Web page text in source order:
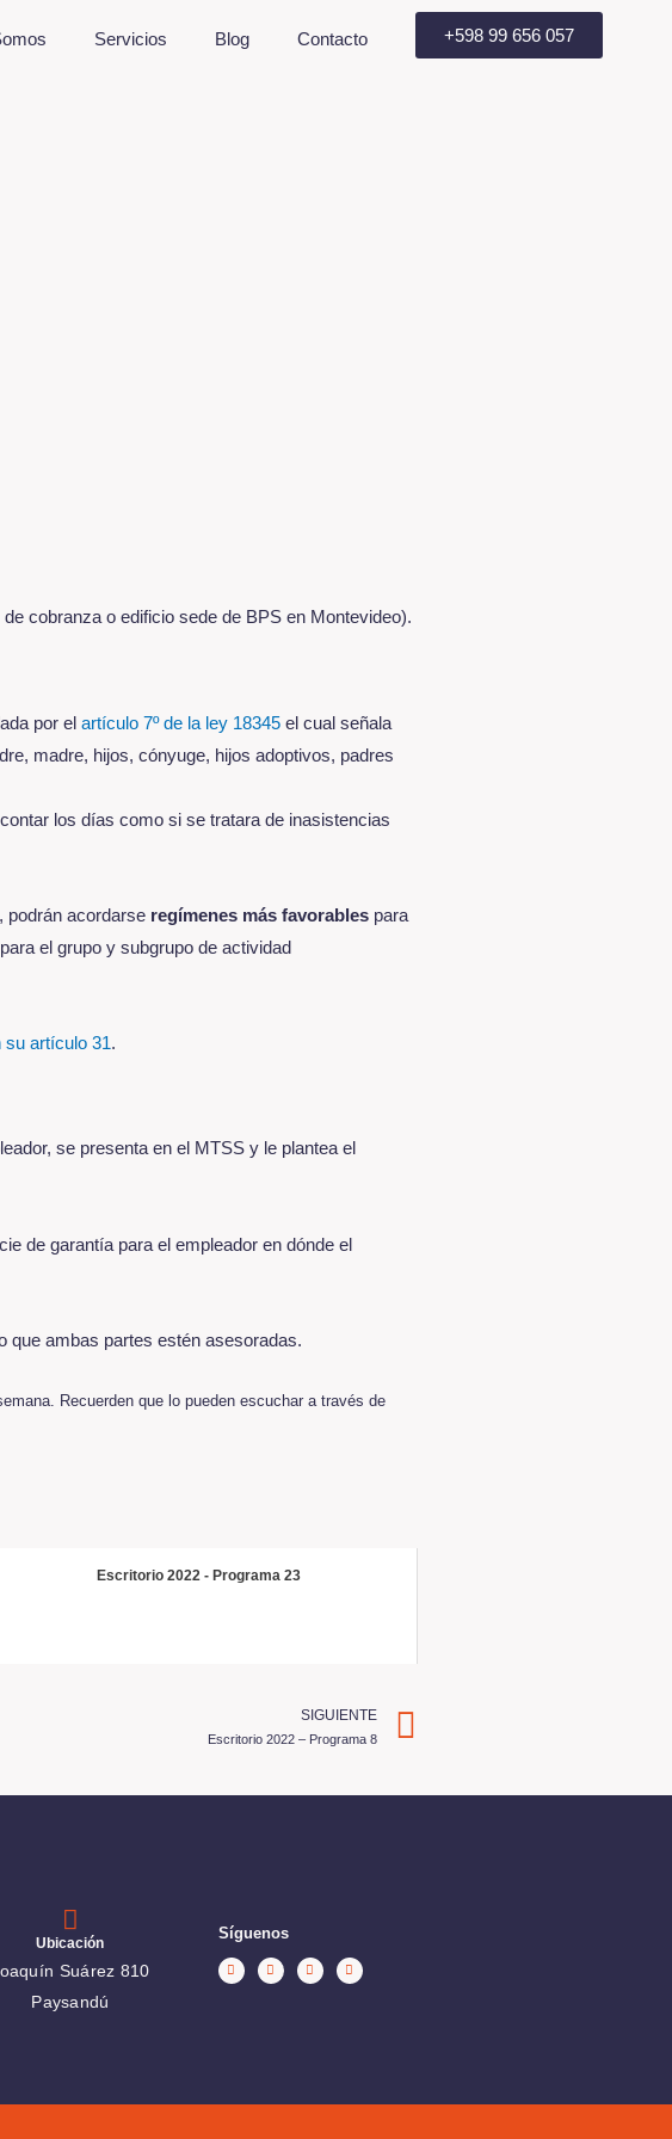
Servicios Blog Contacto +598 99 656 057
cobranza o edificio sede de BPS en Montevideo).
por el artículo 7º de la ley 18345 el cual señala
madre, hijos, cónyuge, hijos adoptivos, padres
los días como si se tratara de inasistencias
podrán acordarse regímenes más favorables para
el grupo y subgrupo de actividad
su artículo 31.
se presenta en el MTSS y le plantea el
de garantía para el empleador en dónde el
que ambas partes estén asesoradas.
Recuerden que lo pueden escuchar a través de
Escritorio 2022 - Programa 23
SIGUIENTE
Escritorio 2022 – Programa 8
Ubicación
Suárez 810
Paysandú
Síguenos